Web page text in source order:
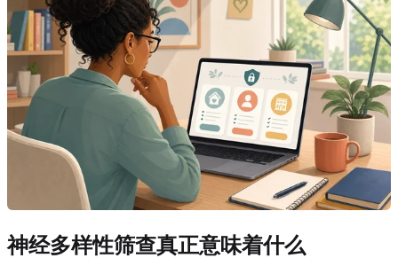
神经多样性筛查真正意味着什么